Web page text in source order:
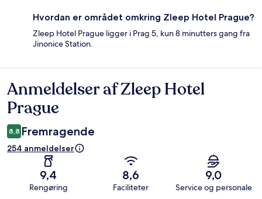
Hvordan er området omkring Zleep Hotel Prague?
Zleep Hotel Prague ligger i Prag 5, kun 8 minutters gang fra
Jinonice Station.
Anmeldelser
Anmeldelser af Zleep Hotel
Prague
8,8 Fremragende
254 anmeldelser
9,4
Rengøring
8,6
Faciliteter
9,0
Service og personale